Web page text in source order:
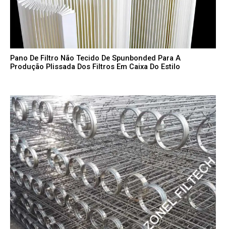
Pano De Filtro Não Tecido De Spunbonded Para A
Produção Plissada Dos Filtros Em Caixa Do Estilo